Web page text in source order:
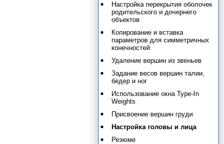
Настройка перекрытия оболочек
родительского и дочернего
объектов
Копирование и вставка
параметров для симметричных
конечностей
Удаление вершин из звеньев
Задание весов вершин талии,
бедер и ног
Использование окна Type-In
Weights
Присвоение вершин груди
Настройка головы и лица
Резюме